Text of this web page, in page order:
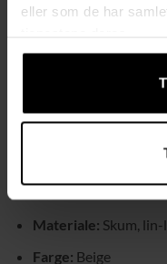
eller som de har
Slitesterkt Stoff:
bevegelse på
Robust og Stabil:
Spesifikasjoner:
Materiale: Skum,
Farge: Beige